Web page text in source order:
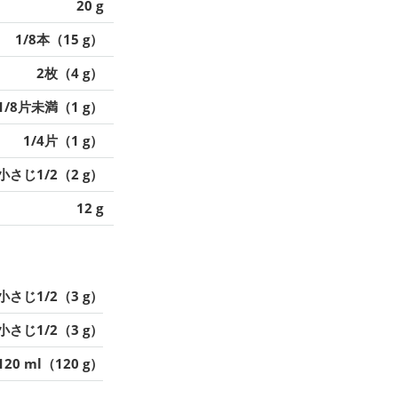
20 g
1/8本（15 g）
2枚（4 g）
8片未満（1 g）
1/4片（1 g）
さじ1/2（2 g）
12 g
さじ1/2（3 g）
さじ1/2（3 g）
ml（120 g）